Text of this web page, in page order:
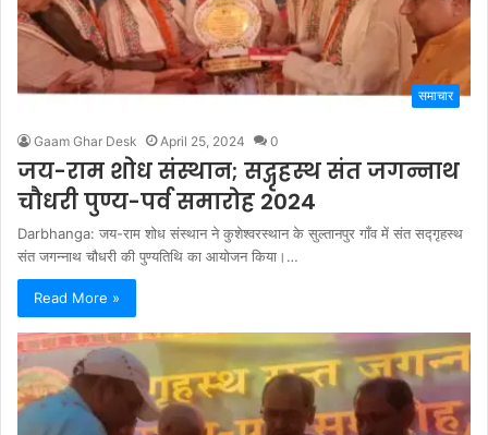
समाचार
Gaam Ghar Desk April 25, 2024 0
जय-राम शोध संस्थान; सद्गृहस्थ संत जगन्नाथ
चौधरी पुण्य-पर्व समारोह 2024
Darbhanga: जय-राम शोध संस्थान ने कुशेश्वरस्थान के सुल्तानपुर गाँव में संत सद्गृहस्थ
संत जगन्नाथ चौधरी की पुण्यतिथि का आयोजन किया।…
Read More »